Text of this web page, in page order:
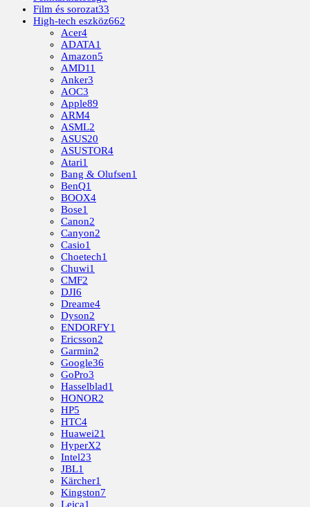
Film és sorozat33
High-tech eszköz662
Acer4
ADATA1
Amazon5
AMD11
Anker3
AOC3
Apple89
ARM4
ASML2
ASUS20
ASUSTOR4
Atari1
Bang & Olufsen1
BenQ1
BOOX4
Bose1
Canon2
Canyon2
Casio1
Choetech1
Chuwi1
CMF2
DJI6
Dreame4
Dyson2
ENDORFY1
Ericsson2
Garmin2
Google36
GoPro3
Hasselblad1
HONOR2
HP5
HTC4
Huawei21
HyperX2
Intel23
JBL1
Kärcher1
Kingston7
Leica1